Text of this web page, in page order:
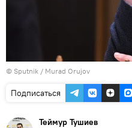
© Sputnik / Murad Orujov
Подписаться
Теймур Тушиев